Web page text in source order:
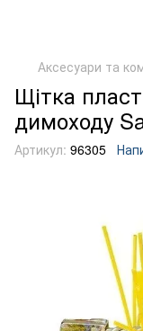
Аксесуари та
Щітка
димоходу
Артикул: 96305